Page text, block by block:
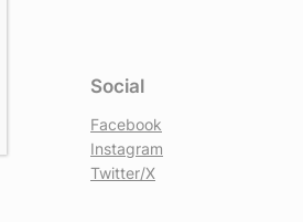
Social
Facebook
Instagram
Twitter/X